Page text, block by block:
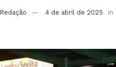
Redação 4 de abril de 2025 in